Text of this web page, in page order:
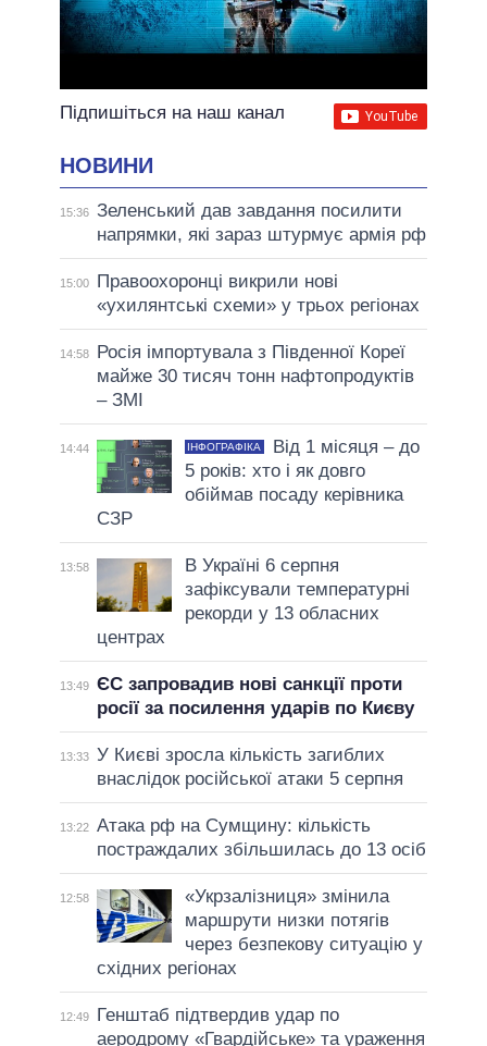
Підпишіться на наш канал
НОВИНИ
15:36 Зеленський дав завдання посилити
напрямки, які зараз штурмує армія рф
15:00
Правоохоронці викрили нові
«ухилянтські схеми» у трьох регіонах
14:58
Росія імпортувала з Південної Кореї
майже 30 тисяч тонн нафтопродуктів
– ЗМІ
14:44 ІНФОГРАФІКА
Від 1 місяця – до
5 років: хто і як довго
обіймав посаду керівника
СЗР
13:58
В Україні 6 серпня
зафіксували температурні
рекорди у 13 обласних
центрах
13:49 ЄС запровадив нові санкції проти
росії за посилення ударів по Києву
13:33 У Києві зросла кількість загиблих
внаслідок російської атаки 5 серпня
13:22 Атака рф на Сумщину: кількість
постраждалих збільшилась до 13 осіб
12:58
«Укрзалізниця» змінила
маршрути низки потягів
через безпекову ситуацію у
східних регіонах
12:49
Генштаб підтвердив удар по
аеродрому «Гвардійське» та ураження